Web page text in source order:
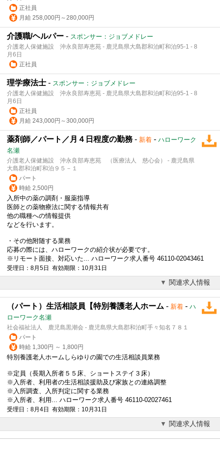
正社員
月給 258,000円～280,000円
介護職/ヘルパー - スポンサー：ジョブメドレー
介護老人保健施設 沖永良部寿恵苑 - 鹿児島県大島郡和泊町和泊95-1 - 8
月6日
正社員
理学療法士 - スポンサー：ジョブメドレー
介護老人保健施設 沖永良部寿恵苑 - 鹿児島県大島郡和泊町和泊95-1 - 8
月6日
正社員
月給 243,000円～300,000円
薬剤師／パート／月４日程度の勤務 - 新着 - ハローワーク
名瀬
介護老人保健施設 沖永良部寿恵苑 （医療法人 慈心会） - 鹿児島県
大島郡和泊町和泊９５－１
パート
時給 2,500円
入所中の薬の調剤・服薬指導
医師との薬物療法に関する情報共有
他の職種への情報提供
などを行います。
・その他附随する業務
応募の際には、ハローワークの紹介状が必要です。
※リモート面接、対応いた... ハローワーク求人番号 46110-02043461
受理日：8月5日 有効期限：10月31日
関連求人情報
（パート）生活相談員【特別養護老人ホーム - 新着 - ハ
ローワーク名瀬
社会福祉法人 鹿児島黒潮会 - 鹿児島県大島郡和泊町手々知名７８１
パート
時給 1,300円 ～ 1,800円
特別養護老人ホームしらゆりの園での生活相談員業務
※定員（長期入所者５５床、ショートステイ３床）
※入所者、利用者の生活相談援助及び家族との連絡調整
※入所調査、入所判定に関する業務
※入所者、利用... ハローワーク求人番号 46110-02027461
受理日：8月4日 有効期限：10月31日
関連求人情報